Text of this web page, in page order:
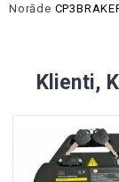
Norāde
Klienti,